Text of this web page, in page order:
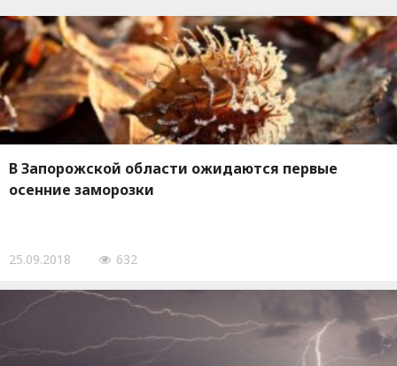
В Запорожской области ожидаются первые
осенние заморозки
25.09.2018 632